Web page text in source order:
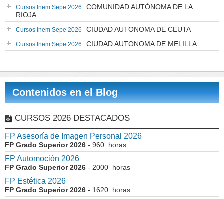
Cursos Inem Sepe 2026
COMUNIDAD AUTÓNOMA DE LA
RIOJA
Cursos Inem Sepe 2026 CIUDAD AUTONOMA DE CEUTA
Cursos Inem Sepe 2026 CIUDAD AUTONOMA DE MELILLA
Contenidos en el Blog
CURSOS 2026 DESTACADOS
FP Asesoría de Imagen Personal 2026
FP Grado Superior 2026 - 960 horas
FP Automoción 2026
FP Grado Superior 2026 - 2000 horas
FP Estética 2026
FP Grado Superior 2026 - 1620 horas